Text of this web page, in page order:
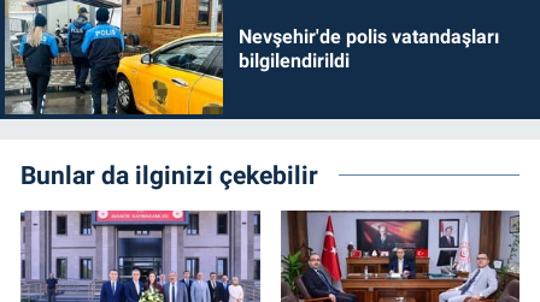
Nevşehir'de polis vatandaşları
bilgilendirildi
Bunlar da ilginizi çekebilir